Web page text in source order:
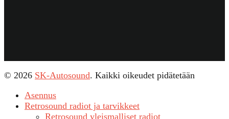
© 2026 SK-Autosound. Kaikki oikeudet pidätetään
Asennus
Retrosound radiot ja tarvikkeet
Retrosound yleismalliset radiot